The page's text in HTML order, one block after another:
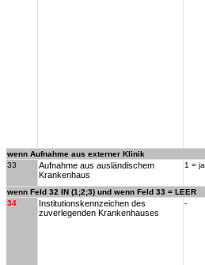
wenn Aufnahme aus externer Klinik
33
Aufnahme aus ausländischem
Krankenhaus
1 = ja
wenn Feld 32 IN (1;2;3) und wenn Feld 33 = LEER
34
Institutionskennzeichen des
zuverlegenden Krankenhauses
-